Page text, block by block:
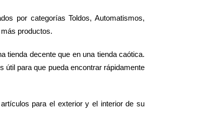
por categorías Toldos, Automatismos,
productos.
tienda decente que en una tienda caótica.
para que pueda encontrar rápidamente
para el exterior y el interior de su